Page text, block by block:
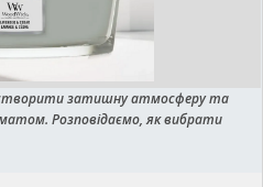
затишну атмосферу та
Розповідаємо, як вибрати